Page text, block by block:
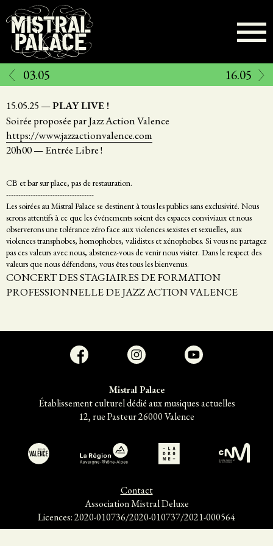
Aller
au
contenu
principal
03.05 16.05
15.05.25 —PLAY LIVE !
Soirée proposée par Jazz Action Valence
https://www.jazzactionvalence.com
20h00—Entrée Libre !
CB et bar sur place, pas de restauration.
------------------------------------
Les soirées au Mistral Palace se destinent à tous les publics sans exclusivité. Nous
serons attentifs à ce que les événements soient des espaces conviviaux et nous
observerons une tolérance zéro face aux violences sexistes et sexuelles, aux
violences transphobes, homophobes, validistes et xénophobes. Si vous ne partagez
pas ces valeurs avec nous, abstenez-vous de venir nous visiter. Dans le respect des
valeurs que nous défendons, vous êtes tous les bienvenus.
CONCERT DES STAGIAIRES DE FORMATION
PROFESSIONNELLE DE JAZZ ACTION VALENCE
Mistral Palace
Établissement culturel dédié aux musiques actuelles
12, rue Pasteur 26000 Valence
C entre national
d e la m usique
Contact
Association Mistral Deluxe
Licences: 2020-010736/2020-010737/2021-000564